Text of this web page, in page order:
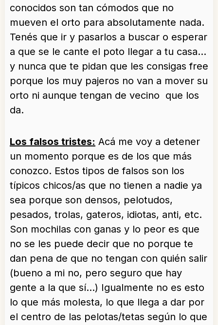
conocidos son tan cómodos que no
mueven el orto para absolutamente nada.
Tenés que ir y pasarlos a buscar o esperar
a que se le cante el poto llegar a tu casa…
y nunca que te pidan que les consigas free
porque los muy pajeros no van a mover su
orto ni aunque tengan de vecino que los
da.
Los falsos tristes: Acá me voy a detener
un momento porque es de los que más
conozco. Estos tipos de falsos son los
típicos chicos/as que no tienen a nadie ya
sea porque son densos, pelotudos,
pesados, trolas, gateros, idiotas, anti, etc.
Son mochilas con ganas y lo peor es que
no se les puede decir que no porque te
dan pena de que no tengan con quién salir
(bueno a mi no, pero seguro que hay
gente a la que sí…) Igualmente no es esto
lo que más molesta, lo que llega a dar por
el centro de las pelotas/tetas según lo que